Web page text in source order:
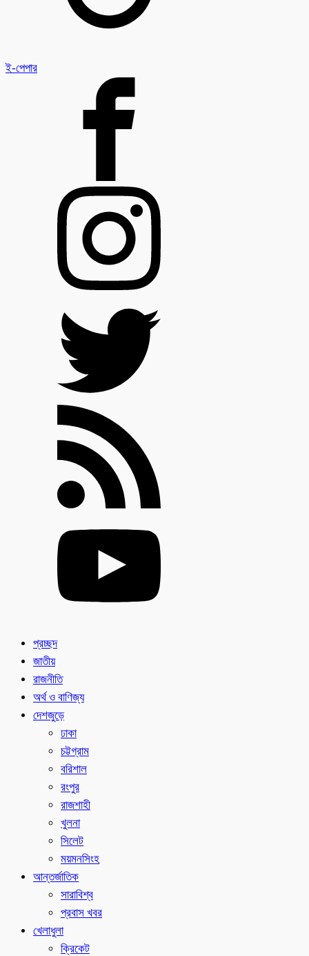
ই-পেপার
প্রচ্ছদ
জাতীয়
রাজনীতি
অর্থ ও বাণিজ্য
দেশজুড়ে
ঢাকা
চট্টগ্রাম
বরিশাল
রংপুর
রাজশাহী
খুলনা
সিলেট
ময়মনসিংহ
আন্তর্জাতিক
সারাবিশ্ব
প্রবাস খবর
খেলাধুলা
ক্রিকেট